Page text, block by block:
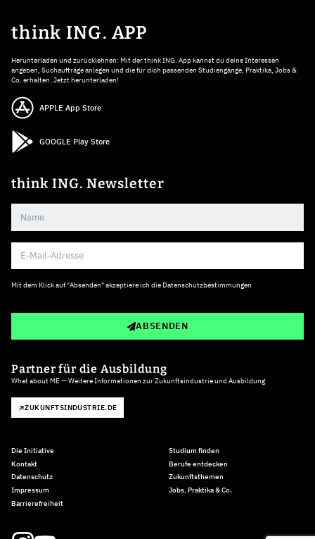
think ING. APP
Herunterladen und zurücklehnen: Mit der think ING. App kannst du deine Interessen
angeben, Suchaufträge anlegen und die für dich passenden Studiengänge, Praktika, Jobs &
Co. erhalten. Jetzt herunterladen!
APPLE App Store
GOOGLE Play Store
think ING. Newsletter
Mit dem Klick auf "Absenden" akzeptiere ich die Datenschutzbestimmungen
ABSENDEN
Partner für die Ausbildung
What about ME — Weitere Informationen zur Zukunftsindustrie und Ausbildung
ZUKUNFTSINDUSTRIE.DE
Die Initiative
Kontakt
Datenschutz
Impressum
Barrierefreiheit
Studium finden
Berufe entdecken
Zukunftsthemen
Jobs, Praktika & Co.